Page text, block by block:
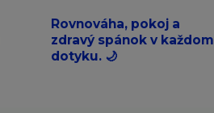
Rovnováha, pokoj a
zdravý spánok v každom
dotyku. 🌙